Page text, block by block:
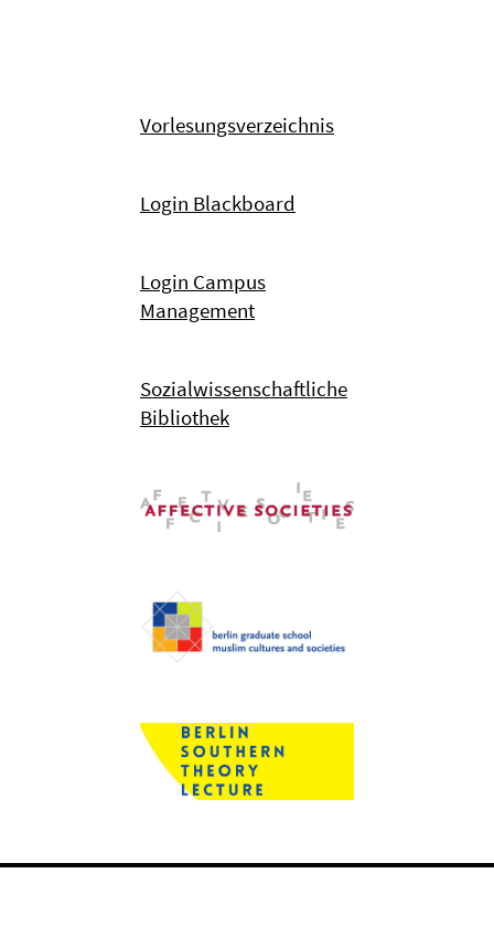
Vorlesungsverzeichnis
Login Blackboard
Login Campus
Management
Sozialwissenschaftliche
Bibliothek